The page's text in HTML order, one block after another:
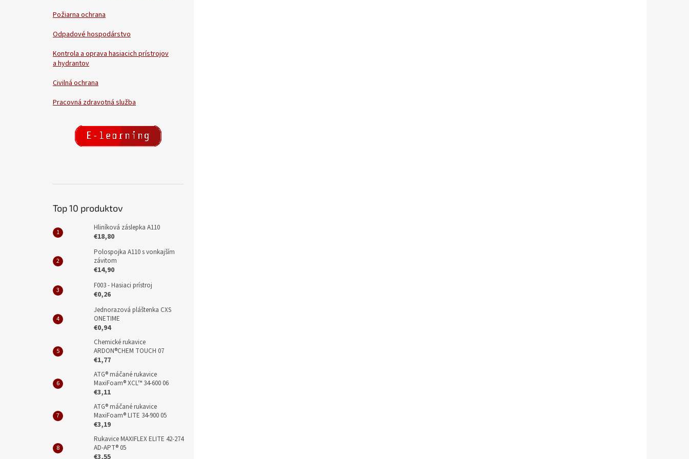
Požiarna ochrana
Odpadové hospodárstvo
Kontrola a oprava hasiacich prístrojov
a hydrantov
Civilná ochrana
Pracovná zdravotná služba
Top 10 produktov
Hliníková záslepka A110
€18,80
Polospojka A110 s vonkajším
závitom
€14,90
F003 - Hasiaci prístroj
€0,26
Jednorazová pláštenka CXS
ONETIME
€0,94
Chemické rukavice
ARDON®CHEM TOUCH 07
€1,77
ATG® máčané rukavice
MaxiFoam® XCL™ 34-600 06
€3,11
ATG® máčané rukavice
MaxiFoam® LITE 34-900 05
€3,19
Rukavice MAXIFLEX ELITE 42-274
AD-APT® 05
€3,55